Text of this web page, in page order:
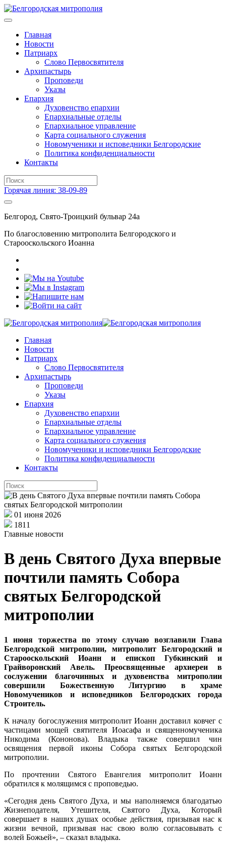
Главная
Новости
Патриарх
Слово Первосвятителя
Архипастырь
Проповеди
Указы
Епархия
Духовенство епархии
Епархиальные отделы
Епархиальное управление
Карта социального служения
Новомученики и исповедники Белгородские
Политика конфиденциальности
Контакты
Горячая линия: 38-09-89
Белгород, Свято-Троицкий бульвар 24а
По благословению митрополита Белгородского и
Старооскольского Иоанна
Главная
Новости
Патриарх
Слово Первосвятителя
Архипастырь
Проповеди
Указы
Епархия
Духовенство епархии
Епархиальные отделы
Епархиальное управление
Карта социального служения
Новомученики и исповедники Белгородские
Политика конфиденциальности
Контакты
01 июня 2026
1811
Главные новости
В день Святого Духа впервые
почтили память Собора
святых Белгородской
митрополии
1 июня торжества по этому случаю возглавили Глава
Белгородской митрополии, митрополит Белгородский и
Старооскольский Иоанн и епископ Губкинский и
Грайворонский Авель. Преосвященные архиереи в
сослужении благочинных и духовенства митрополии
совершили Божественную Литургию в храме
Новомучеников и исповедников Белгородских города
Строитель.
К началу богослужения митрополит Иоанн доставил ковчег с
частицами мощей святителя Иоасафа и священномученика
Никодима (Кононова). Владыка также совершил чин
освящения первой иконы Собора святых Белгородской
митрополии.
По прочтении Святого Евангелия митрополит Иоанн
обратился к молящимся с проповедью.
«Сегодня день Святого Духа, и мы наполняемся благодатью
Жизнеподателя, Утешителя, Святого Духа, Который
совершает в наших душах особые действия, призывая нас к
жизни вечной, призывая нас свою волю согласовывать с
волей Божьей», – сказал владыка.